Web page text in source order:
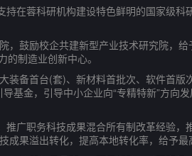
在蓉科研机构建设特色鲜明的国家级科
鼓励校企共建新型产业技术研究院，给
制造业创新中心。
备首台(套)、新材料首批次、软件首版
基金，引导中小企业向“专精特新”方向
广职务科技成果混合所有制改革经验，
果溢出转化，提高本地转化率，给予最